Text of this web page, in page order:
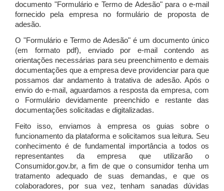
documento "Formulário e Termo de Adesão" para o e-mail
fornecido pela empresa no formulário de proposta de
adesão.
O "Formulário e Termo de Adesão" é um documento único
(em formato pdf), enviado por e-mail contendo as
orientações necessárias para seu preenchimento e demais
documentações que a empresa deve providenciar para que
possamos dar andamento à tratativa de adesão. Após o
envio do e-mail, aguardamos a resposta da empresa, com
o Formulário devidamente preenchido e restante das
documentações solicitadas e digitalizadas.
Feito isso, enviamos à empresa os guias sobre o
funcionamento da plataforma e solicitamos sua leitura. Seu
conhecimento é de fundamental importância a todos os
representantes da empresa que utilizarão o
Consumidor.gov.br, a fim de que o consumidor tenha um
tratamento adequado de suas demandas, e que os
colaboradores, por sua vez, tenham sanadas dúvidas